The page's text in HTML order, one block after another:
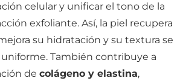
celular y unificar el tono de la
exfoliante. Así, la piel recupera
su hidratación y su textura se
También contribuye a
de colágeno y elastina,